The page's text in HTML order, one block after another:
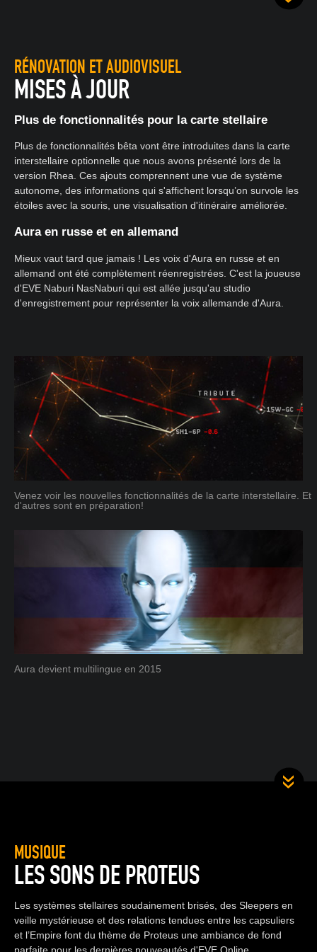
RÉNOVATION ET AUDIOVISUEL
MISES À JOUR
Plus de fonctionnalités pour la carte stellaire
Plus de fonctionnalités bêta vont être introduites dans la carte
interstellaire optionnelle que nous avons présenté lors de la
version Rhea. Ces ajouts comprennent une vue de système
autonome, des informations qui s'affichent lorsqu’on survole les
étoiles avec la souris, une visualisation d'itinéraire améliorée.
Aura en russe et en allemand
Mieux vaut tard que jamais ! Les voix d'Aura en russe et en
allemand ont été complètement réenregistrées. C'est la joueuse
d'EVE Naburi NasNaburi qui est allée jusqu'au studio
d'enregistrement pour représenter la voix allemande d'Aura.
Venez voir les nouvelles fonctionnalités de la carte interstellaire. Et
d'autres sont en préparation!
Aura devient multilingue en 2015
MUSIQUE
LES SONS DE PROTEUS
Les systèmes stellaires soudainement brisés, des Sleepers en
veille mystérieuse et des relations tendues entre les capsuliers
et l’Empire font du thème de Proteus une ambiance de fond